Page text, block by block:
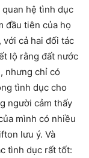
quan hệ tình dục
đầu tiên của họ
cả hai đối tác
lộ rằng đất nước
nhưng chỉ có
tình dục cho
người cảm thấy
mình có nhiều
lưu ý. Và
tình dục rất tốt: